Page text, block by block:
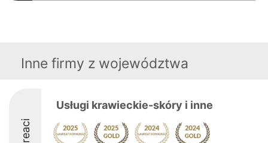
Inne firmy z województwa
Usługi krawieckie-skóry i inne